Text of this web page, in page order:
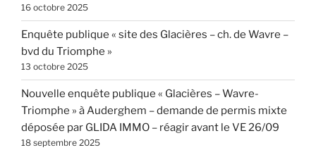
16 octobre 2025
Enquête publique « site des Glacières – ch. de Wavre –
bvd du Triomphe »
13 octobre 2025
Nouvelle enquête publique « Glacières – Wavre-
Triomphe » à Auderghem – demande de permis mixte
déposée par GLIDA IMMO – réagir avant le VE 26/09
18 septembre 2025